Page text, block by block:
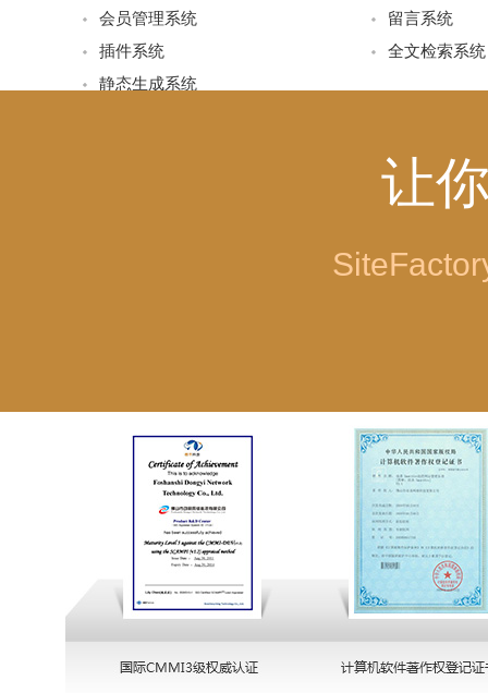
会员管理系统
留言系统
插件系统
全文检索系统
静态生成系统
八十万用户的品质
秉持“严谨务实 精
让